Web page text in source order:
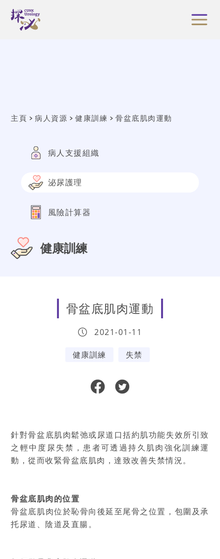
主頁 病人資源 健康訓練 骨盆底肌肉運動
病人支援組織
泌尿護理
風險計算器
健康訓練
骨盆底肌肉運動
2021-01-11
健康訓練 失禁
針對骨盆底肌肉鬆弛或尿道口括約肌功能失效所引致
之輕中度尿失禁，患者可透過持久肌肉強化訓練運
動，從而收緊骨盆底肌肉，達致改善失禁情況。
骨盆底肌肉的位置
骨盆底肌肉位於恥骨向後延至尾骨之位置，包圍及承
托尿道、陰道及直腸。